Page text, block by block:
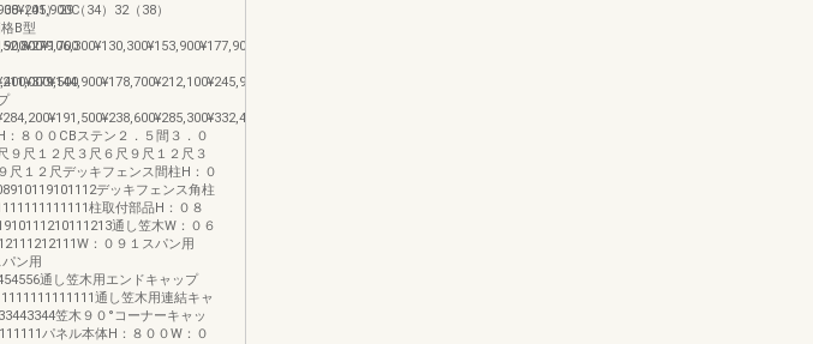
（45）29（34）32（38）
B型
８００CBステン２．５間３．０
９尺１２尺３尺６尺９尺１２尺３
尺１２尺デッキフェンス間柱H：０
デッキフェンス角柱
柱取付部品H：０８
通し笠木W：０６
：０９１スパン用
ン用
通し笠木用エンドキャップ
通し笠木用連結キャ
笠木９０°コーナーキャッ
パネル本体H：８００W：０